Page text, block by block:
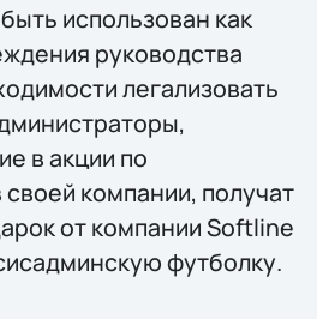
использован как
руководства
легализовать
в акции по
компании, получат
от компании Softline
футболку.